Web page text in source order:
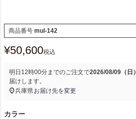
商品番号 mul-142
¥50,600税込
明日 12時00分までのご注文で2026/08/09（日）
届けします。
兵庫県お届け先を変更
カラー